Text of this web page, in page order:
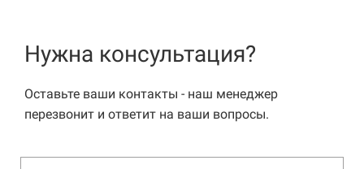
Нужна консультация?
Оставьте ваши контакты - наш менеджер
перезвонит и ответит на ваши вопросы.